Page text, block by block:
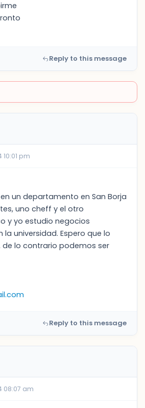
Reply to this message
pm
un departamento en San Borja
uno cheff y el otro
y yo estudio negocios
la universidad. Espero que lo
lo contrario podemos ser
Reply to this message
08:07 am